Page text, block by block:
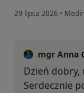
29 lipca 2026 •
mgr Anna
Dzień dobry,
Serdecznie